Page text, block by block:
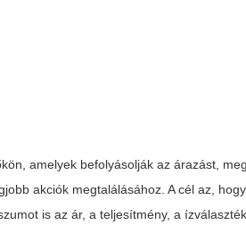
amelyek befolyásolják az árazást,
akciók megtalálásához. A cél az,
is az ár, a teljesítmény, a